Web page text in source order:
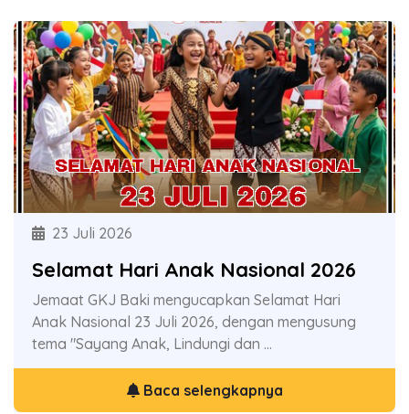
23 Juli 2026
Selamat Hari Anak Nasional 2026
Jemaat GKJ Baki mengucapkan Selamat Hari
Anak Nasional 23 Juli 2026, dengan mengusung
tema "Sayang Anak, Lindungi dan ...
Baca selengkapnya
19 Juli 2026
Donor Darah GKJ Baki
Ayo donor darah di gedung magdalena GKJ Baki,
bekerjasama dengan PMI Indonesia. Donorkan
Darah & selamatkan sesama ...
Baca selengkapnya